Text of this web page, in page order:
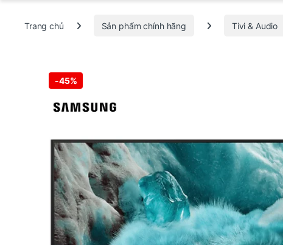
Trang chủ Sản phẩm chính hãng Tivi & Audio
-45%